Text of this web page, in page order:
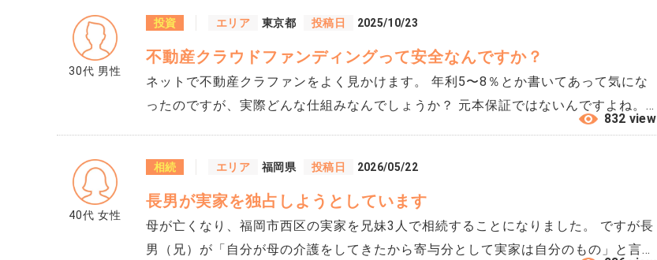
せてもらえないか」と頼まれました。 断りにくくて了承してしまい、今は段ボール十
数箱が部屋に入っている状態です。 気になっているのが、決済まであと3週間、所有
権はまだ私にあります。 万が一荷物の搬入中に部屋の壁や床に傷がついたりした場
合、責任はどちらになるのでしょうか。
30代 男性
投資 エリア 東京都 投稿日 2025/10/23
832 view
不動産クラウドファンディングって安全なんですか？
ネットで不動産クラファンをよく見かけます。 年利5〜8％とか書いてあって気にな
ったのですが、実際どんな仕組みなんでしょうか？ 元本保証ではないんですよね。不
40代 女性
相続 エリア 福岡県 投稿日 2026/05/22
長男が実家を独占しようとしています
母が亡くなり、福岡市西区の実家を兄妹3人で相続することになりました。 ですが長
男（兄）が「自分が母の介護をしてきたから寄与分として実家は自分のもの」と言い